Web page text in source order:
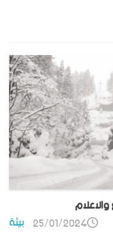
بيئة 25/01/2024